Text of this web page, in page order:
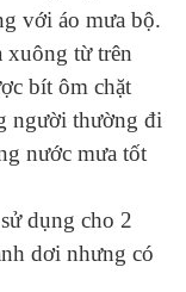
với áo mưa bộ.
từ trên
bít ôm chặt
người thường đi
nước mưa tốt
dụng cho 2
dơi nhưng có